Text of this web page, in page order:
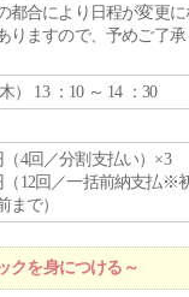
都合により日程が変更に
りますので、予めご了承
木） 13 ：10 ～ 14 ：30
（4回／分割支払い）×3
（12回／一括前納支払※
まで）
クを身につける～